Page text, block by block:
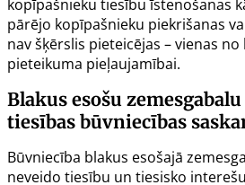
kopīpašnieku tiesību īstenošanas
pārējo kopīpašnieku piekrišanas
nav šķērslis pieteicējas – vienas
pieteikuma pieļaujamībai.
Blakus esošu
tiesības būvniecības
Būvniecība blakus esošajā
neveido tiesību un tiesisko